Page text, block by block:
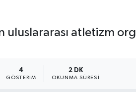
atletizm
4
GÖSTERIM
2 DK
OKUNMA SÜRESI